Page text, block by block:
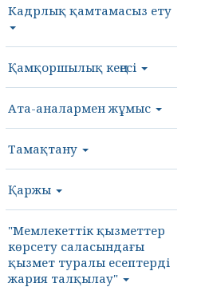
Кадрлық қамтамасыз ету
Қамқоршылық кеңесі
Ата-аналармен жұмыс
Тамақтану
Қаржы
"Мемлекеттік қызметтер
көрсету саласындағы
қызмет туралы есептерді
жария талқылау"